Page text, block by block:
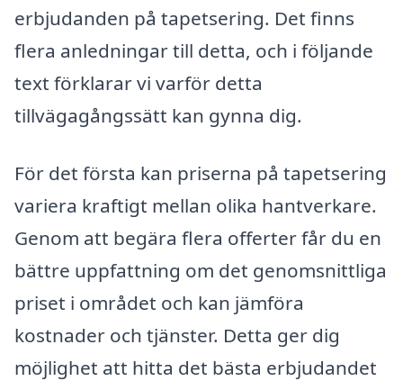
erbjudanden på tapetsering. Det finns
flera anledningar till detta, och i följande
text förklarar vi varför detta
tillvägagångssätt kan gynna dig.
För det första kan priserna på tapetsering
variera kraftigt mellan olika hantverkare.
Genom att begära flera offerter får du en
bättre uppfattning om det genomsnittliga
priset i området och kan jämföra
kostnader och tjänster. Detta ger dig
möjlighet att hitta det bästa erbjudandet